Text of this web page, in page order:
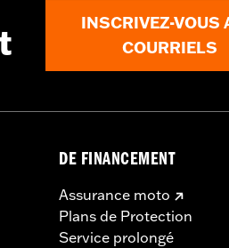
INSCRIVEZ-VOUS
COURRIELS
DE FINANCEMENT
Assurance moto
Plans de Protection
Service prolongé